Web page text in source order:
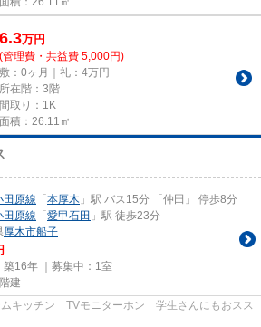
6.3万円
(管理費・共益費 5,000円)
敷：0ヶ月｜礼：4万円
所在階：3階
間取り：1K
面積：26.11㎡
田原線 「本厚木 」駅 バス15分 「仲田」 停歩8分
田原線 「愛甲石田 」駅 徒歩23分
厚木市船子
16年 ｜募集中： 1室
建
キッチン TVモニターホン 学生さんにもおスス